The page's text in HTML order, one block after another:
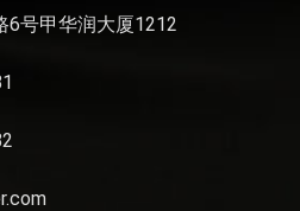
6号甲华润大厦1212